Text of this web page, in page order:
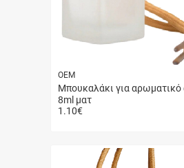
ΟΕΜ
Μπουκαλάκι για αρωματικό
8ml ματ
1.10€